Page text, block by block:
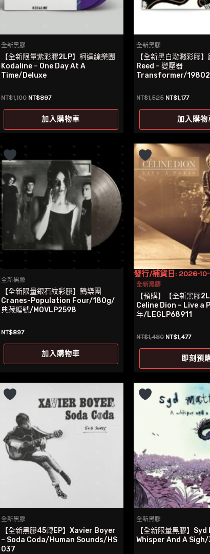
全新黑膠
【全新限量紫彩膠2LP】柯達線樂團
Kodaline – One Day At A
Time/Deluxe
NT$1,100 原
NT$1,100。
NT$897目
價
格：
NT$897。
加入購物車
全新黑膠
【全新黑白潑濺彩膠
Reed – 變壓器
Transformer/
NT$1,525 原
格：
NT$1,525。
NT$1,177目
價
格：
加入購物
全新黑膠
【全新限量銀石紋彩膠】鶴樂團
Cranes-Population Four/180g/
典藏編號/MOVLP2598
NT$897
加入購物車
發行/補貨日: 2026-10-
全新黑膠
【預購】【全新黑膠
Celine Dion – Live a
年/LEGLP68911
NT$1,480 原
NT$1,480。
NT$1,477目
價
格：
即刻預
全新黑膠
【全新黑膠45轉EP】Xavier Boyer
– Soda Coda/Human Sounds/HS
037
全新黑膠
【全新限量黑膠】
Whisper And A